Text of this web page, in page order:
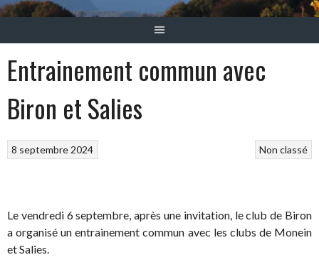
Entrainement commun avec
Biron et Salies
Non classé
8 septembre 2024
Le vendredi 6 septembre, après une invitation, le club de Biron
a organisé un entrainement commun avec les clubs de Monein
et Salies.